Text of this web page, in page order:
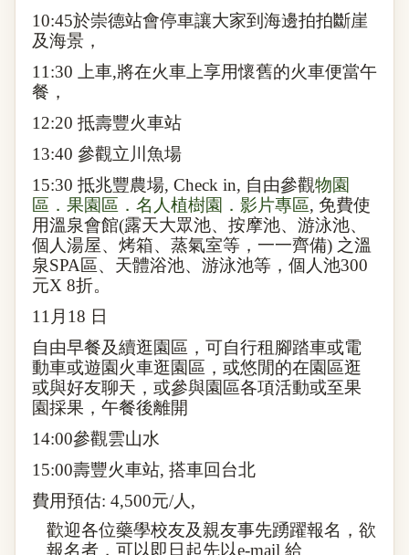
10:45於崇德站會停車讓大家到海邊拍拍斷崖
及海景，
11:30
上車,將在火車上享用懷舊的火車便當午
餐，
12:20 抵壽豐火車站
13:40 參觀立川魚場
15:30 抵兆豐農場, Check in, 自由參觀物園
區 ． 果園區 ． 名人植樹園 ． 影片專區, 免費使
用溫泉會館(露天大眾池、按摩池、游泳池、
個人湯屋、烤箱、蒸氣室等，一一齊備) 之溫
泉SPA 區、天體浴池、游泳池等，個人池300
元X 8折。
11 月 18 日
自由早餐及續逛園區，可自行租腳踏車或電
動車或遊園火車逛園區，或悠閒的在園區逛
或與好友聊天，或參與園區各項活動或至果
園採果，午餐後離開
14:00參觀雲山水
15:00壽豐火車站, 搭車回台北
費用預估: 4,500元/人 ,
歡迎各位藥學校友及親友事先踴躍報名，欲
報名者，可以即日起先以e-mail 給